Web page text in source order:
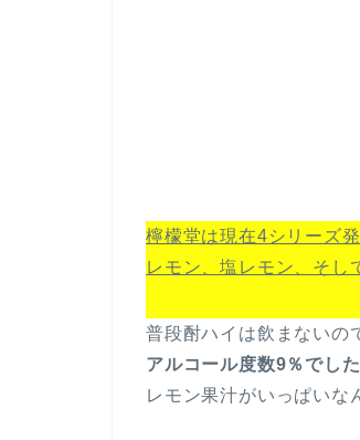
檸檬堂は現在4シリーズ
レモン、塩レモン、そし
普段酎ハイは飲まないの
アルコール度数9％でした
レモン果汁がいっぱいな